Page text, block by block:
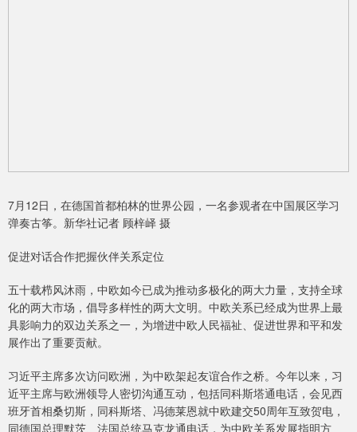
7月12日，在德国首都柏林的世界公园，一名参观者在中国展区学习
弹奏古筝。新华社记者 顾梓峄 摄
促进对话合作把握伙伴关系定位
五十载栉风沐雨，中欧如今已成为推动多极化的两大力量，支持全球
化的两大市场，倡导多样性的两大文明。中欧关系已经成为世界上最
具影响力的双边关系之一，为增进中欧人民福祉、促进世界和平和发
展作出了重要贡献。
习近平主席多次访问欧洲，为中欧架起友谊合作之桥。今年以来，习
近平主席与欧洲领导人密切沟通互动，包括同科斯塔通电话，会见西
班牙首相桑切斯，同科斯塔、冯德莱恩就中欧建交50周年互致贺电，
同德国总理默茨、法国总统马克龙通电话，为中欧关系发展指明方